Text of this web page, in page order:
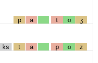
p a t o ʒ
ks t a p o z